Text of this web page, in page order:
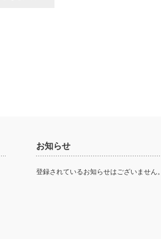
お知らせ
登録されているお知らせはございません。